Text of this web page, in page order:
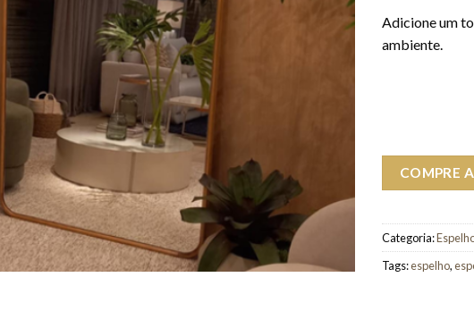
Adicione um
ambiente.
COMPRE
Categoria:
Tags:espelho,